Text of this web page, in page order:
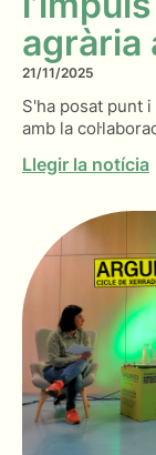
agrària
21/11/2025
S'ha posat punt
amb la
Llegir la notícia